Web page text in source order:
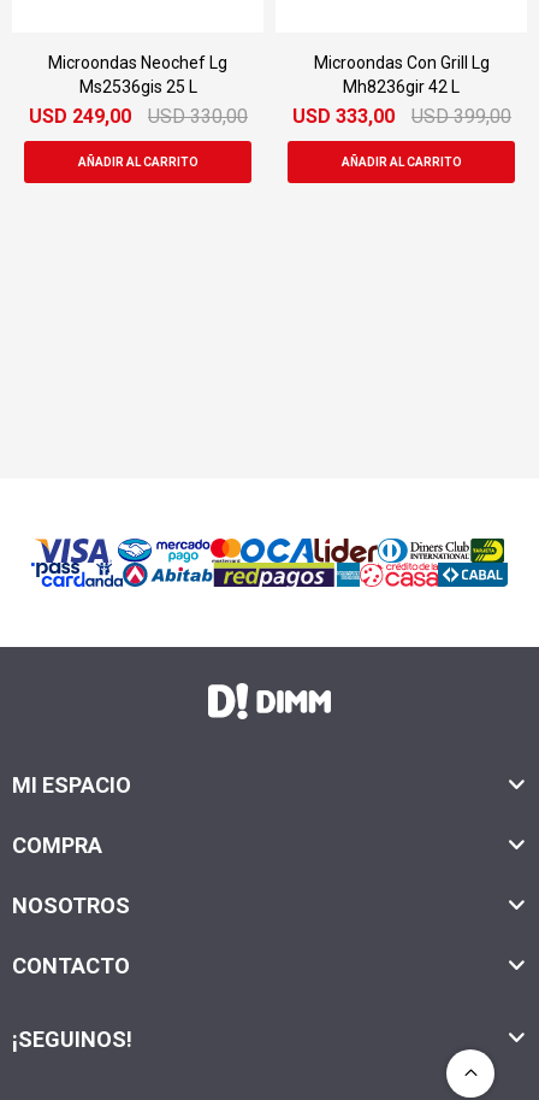
Microondas Neochef Lg
Ms2536gis 25 L
USD 249,00 USD 330,00
Microondas Con Grill Lg
Mh8236gir 42 L
USD 333,00 USD 399,00
MI ESPACIO
COMPRA
NOSOTROS
CONTACTO
¡SEGUINOS!